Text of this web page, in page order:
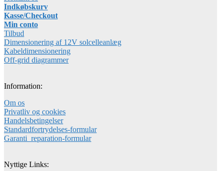
Indkøbskurv
Kasse/Checkout
Min conto
Tilbud
Dimensionering af 12V solcelleanlæg
Kabeldimensionering
Off-grid diagrammer
Information:
Om os
Privatliv og cookies
Handelsbetingelser
Standardfortrydelses-formular
Garanti_reparation-formular
Nyttige Links: